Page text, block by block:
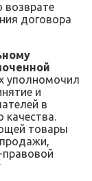
возврате
договора
уполномочил
и
в
товары
правовой